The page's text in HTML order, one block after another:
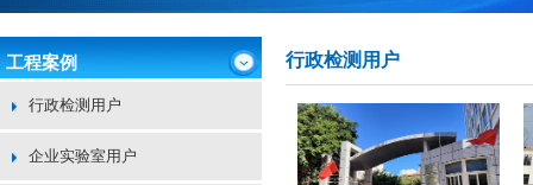
工程案例
行政检测用户
企业实验室用户
行政检测用户